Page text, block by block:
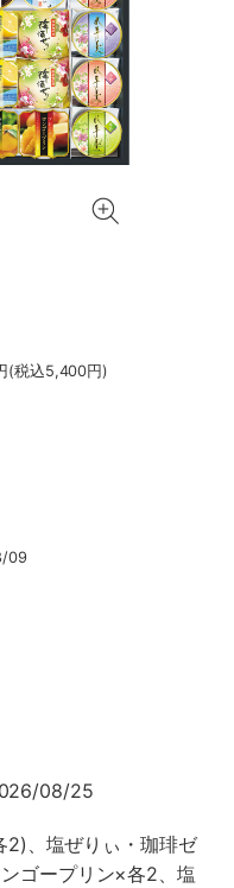
(税込5,400円)
09
08/25
、塩ぜりぃ・珈琲ゼ
ゴープリン×各2、塩